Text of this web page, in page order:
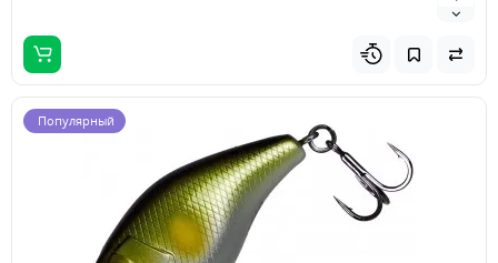
Популярный